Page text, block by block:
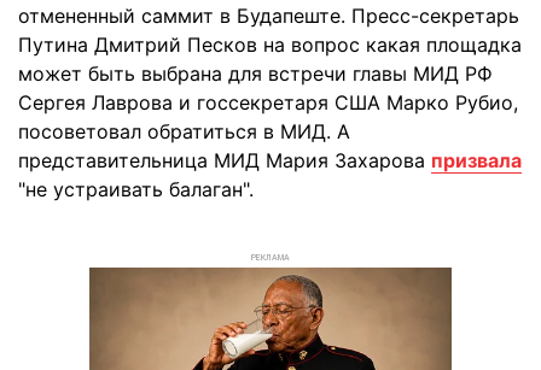
отмененный саммит в Будапеште. Пресс-секретарь
Путина Дмитрий Песков на вопрос какая площадка
может быть выбрана для встречи главы МИД РФ
Сергея Лаврова и госсекретаря США Марко Рубио,
посоветовал обратиться в МИД. А
представительница МИД Мария Захарова призвала
"не устраивать балаган".
РЕКЛАМА